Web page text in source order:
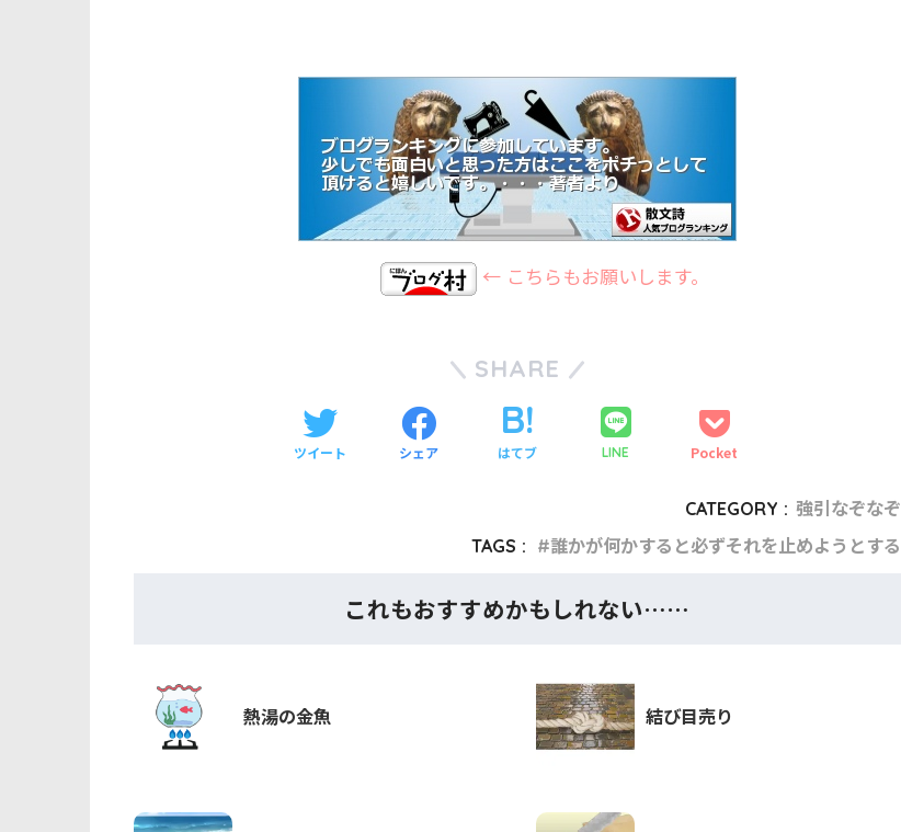
← こちらもお願いします。
SHARE
ツイート シェア はてブ LINE Pocket
CATEGORY : 強引なぞなぞ
TAGS :
誰かが何かすると必ずそれを止めようとする
これもおすすめかもしれない……
熱湯の金魚 結び目売り